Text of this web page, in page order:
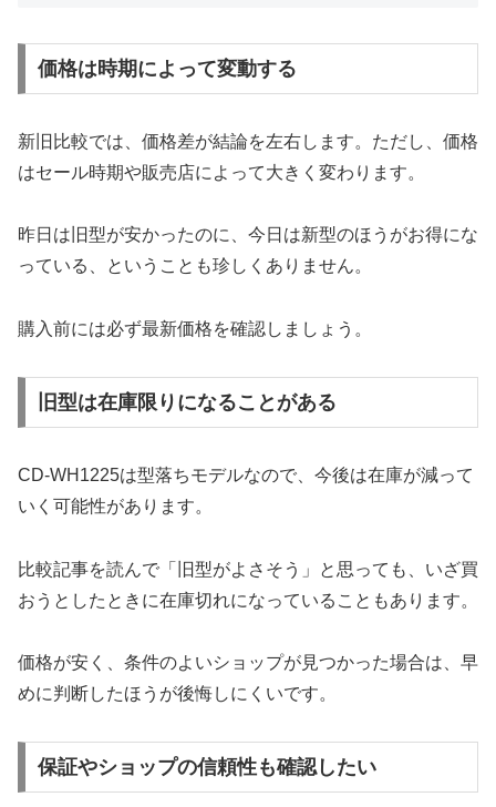
価格は時期によって変動する
新旧比較では、価格差が結論を左右します。ただし、価格
はセール時期や販売店によって大きく変わります。
昨日は旧型が安かったのに、今日は新型のほうがお得にな
っている、ということも珍しくありません。
購入前には必ず最新価格を確認しましょう。
旧型は在庫限りになることがある
CD-WH1225は型落ちモデルなので、今後は在庫が減って
いく可能性があります。
比較記事を読んで「旧型がよさそう」と思っても、いざ買
おうとしたときに在庫切れになっていることもあります。
価格が安く、条件のよいショップが見つかった場合は、早
めに判断したほうが後悔しにくいです。
保証やショップの信頼性も確認したい